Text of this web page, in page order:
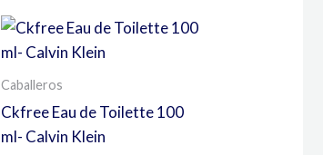
Caballeros
Ckfree Eau de Toilette 100
ml- Calvin Klein